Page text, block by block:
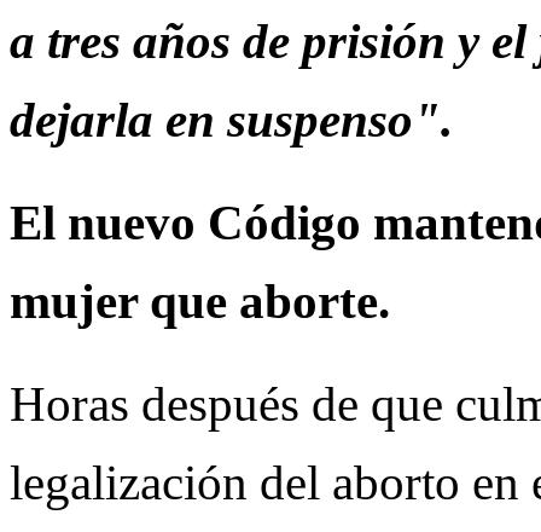
a tres años de prisión y
dejarla en suspenso".
El nuevo Código
mujer que aborte.
Horas después de que
legalización del aborto en